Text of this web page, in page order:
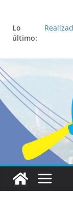
Lo
último:
La
Pop
Salud
Lo
Story 5